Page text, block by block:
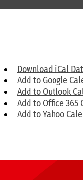
Download iCal
Add to Google
Add to Outlook
Add to Office 365
Add to Yahoo